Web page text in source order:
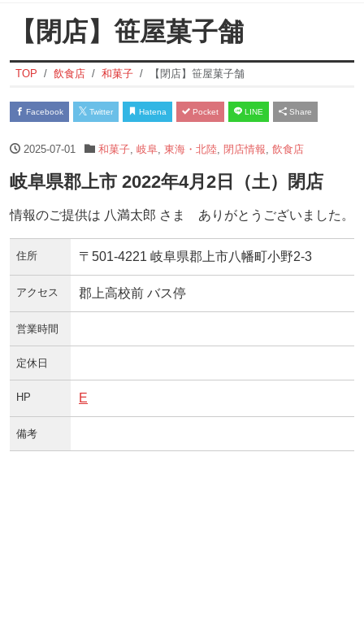
【閉店】笹屋菓子舗
TOP 飲食店 和菓子 【閉店】笹屋菓子舗
Facebook Twitter Hatena Pocket LINE Share
2025-07-01 和菓子, 岐阜, 東海・北陸, 閉店情報 飲食店
岐阜県郡上市 2022年4月2日（土）閉店
情報のご提供は 八満太郎 さま ありがとうございました。
住所 〒501-4221 岐阜県郡上市八幡町小野2-3
アクセス 郡上高校前 バス停
営業時間
定休日
HP E
備考